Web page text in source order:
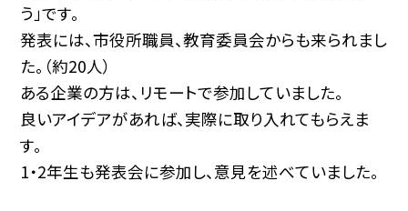
う」です。
発表には、市役所職員、教育委員会からも来られまし
た。（約20人）
ある企業の方は、リモートで参加していました。
良いアイデアがあれば、実際に取り入れてもらえま
す。
1・2年生も発表会に参加し、意見を述べていました。